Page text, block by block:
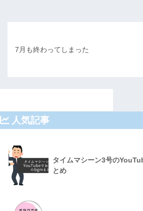
7月も終わってしまった
人気記事
タイムマシーン3号の
とめ